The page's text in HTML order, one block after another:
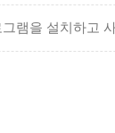
램을 설치하고